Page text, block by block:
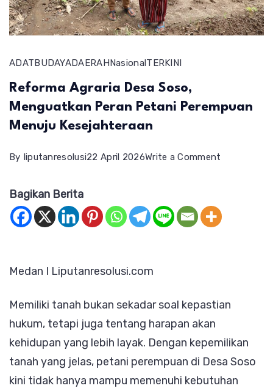
ADATBUDAYADAERAHNasionalTERKINI
Reforma Agraria Desa Soso,
Menguatkan Peran Petani Perempuan
Menuju Kesejahteraan
By liputanresolusi22 April 2026Write a Comment
Desa
Perempuan
Bagikan Berita
Medan I Liputanresolusi.com
Memiliki tanah bukan sekadar soal kepastian
hukum, tetapi juga tentang harapan akan
kehidupan yang lebih layak. Dengan kepemilikan
tanah yang jelas, petani perempuan di Desa Soso
kini tidak hanya mampu memenuhi kebutuhan